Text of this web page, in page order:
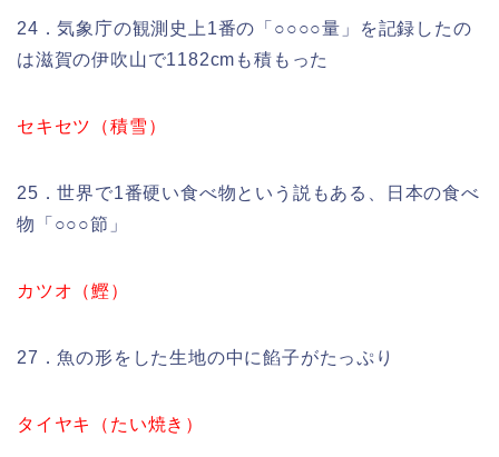
24．気象庁の観測史上1番の「○○○○量」を記録したの
は滋賀の伊吹山で1182cmも積もった
セキセツ（積雪）
25．世界で1番硬い食べ物という説もある、日本の食べ
物「○○○節」
カツオ（鰹）
27．魚の形をした生地の中に餡子がたっぷり
タイヤキ（たい焼き）